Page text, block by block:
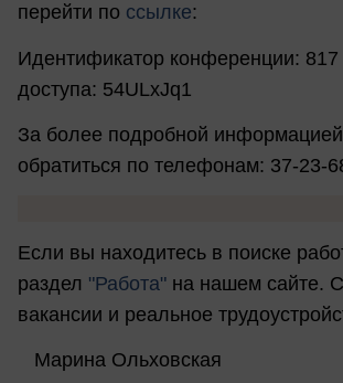
перейти по ссылке:
Идентификатор конференции: 817
доступа: 54ULxJq1
За более подробной
обратиться по телефонам: 37-23-
Если вы находитесь в поиске
раздел "Работа" на нашем сайте.
вакансии и реальное
Марина Ольховская